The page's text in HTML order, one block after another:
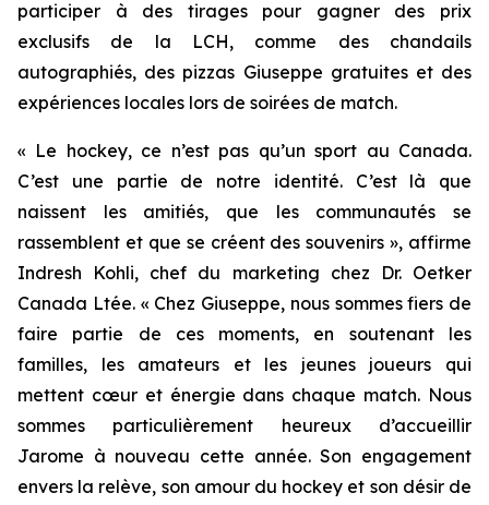
participer à des tirages pour gagner des prix
exclusifs de la LCH, comme des chandails
autographiés, des pizzas Giuseppe gratuites et des
expériences locales lors de soirées de match.
« Le hockey, ce n’est pas qu’un sport au Canada.
C’est une partie de notre identité. C’est là que
naissent les amitiés, que les communautés se
rassemblent et que se créent des souvenirs », affirme
Indresh Kohli, chef du marketing chez Dr. Oetker
Canada Ltée. « Chez Giuseppe, nous sommes fiers de
faire partie de ces moments, en soutenant les
familles, les amateurs et les jeunes joueurs qui
mettent cœur et énergie dans chaque match. Nous
sommes particulièrement heureux d’accueillir
Jarome à nouveau cette année. Son engagement
envers la relève, son amour du hockey et son désir de